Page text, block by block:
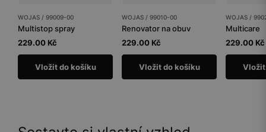
WOJAS / 99009-00
Multistop spray
229.00 Kč
Vložit do košíku
WOJAS / 99010-00
Renovator na obuv
229.00 Kč
Vložit do košíku
WOJAS /
Multicare
229.00 Kč